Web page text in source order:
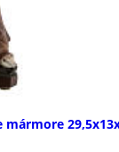
mármore